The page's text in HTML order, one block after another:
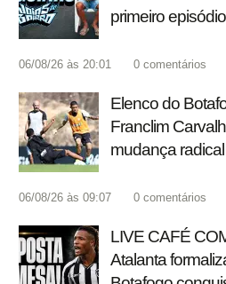
primeiro
06/08/26 às 20:01 0 comentários
Elenco do
Franclim
mudança radical
06/08/26 às 09:07 0 comentários
LIVE CAFÉ
Atalanta